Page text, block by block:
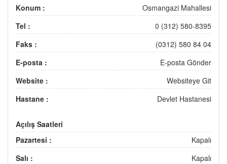
Konum :
Osmangazi Mahallesi
Tel :
0 (312) 580-8395
Faks :
(0312) 580 84 04
E-posta :
E-posta Gönder
Website :
Websiteye Git
Hastane :
Devlet Hastanesi
Açılış Saatleri
Pazartesi :
Kapalı
Salı :
Kapalı